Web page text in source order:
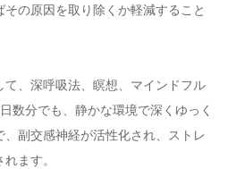
の原因を取り除くか軽減すること
て、深呼吸法、瞑想、マインドフル
数分でも、静かな環境で深くゆっく
、副交感神経が活性化され、ストレ
ます。